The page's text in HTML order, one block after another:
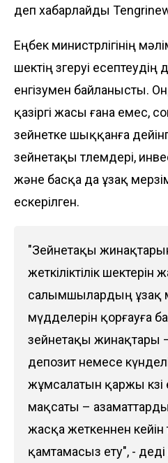
деп хабарлайды
Еңбек министрлігінің
шектің өзгеруі есептеудің
енгізумен байланысты.
қазіргі жасы ғана емес,
зейнетке шыққанға
зейнетақы төлемдері,
және басқа да ұзақ
ескерілген.
"Зейнетақы
жеткіліктілік
салымшылардың ұзақ
мүдделерін қорғауға
зейнетақы жинақтары
депозит немесе
жұмсалатын қаржы көзі
мақсаты –
жасқа жеткеннен
қамтамасыз ету", - деді